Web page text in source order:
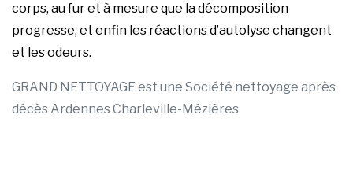
corps, au fur et à mesure que la décomposition
progresse, et enfin les réactions d’autolyse changent
et les odeurs.
GRAND NETTOYAGE est une Société nettoyage après
décès Ardennes Charleville-Mézières